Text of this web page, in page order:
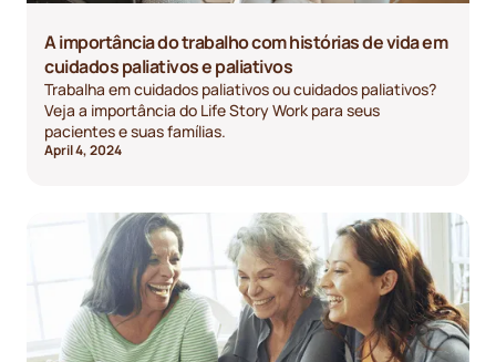
A importância do trabalho com histórias de vida em
cuidados paliativos e paliativos
Trabalha em cuidados paliativos ou cuidados paliativos?
Veja a importância do Life Story Work para seus
pacientes e suas famílias.
April 4, 2024